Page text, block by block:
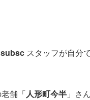
subsc スタッフが自分
舗「人形町今半 」さ